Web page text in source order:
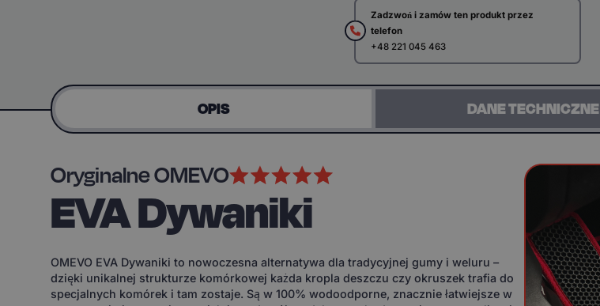
Zadzwoń i zamów ten produkt przez
telefon
+48 221 045 463
OPIS DANE TECHNICZNE
Oryginalne OMEVO
EVA Dywaniki
OMEVO EVA Dywaniki to nowoczesna alternatywa dla tradycyjnej gumy i weluru –
dzięki unikalnej strukturze komórkowej każda kropla deszczu czy okruszek trafia do
specjalnych komórek i tam zostaje. Są w 100% wodoodporne, znacznie łatwiejsze w